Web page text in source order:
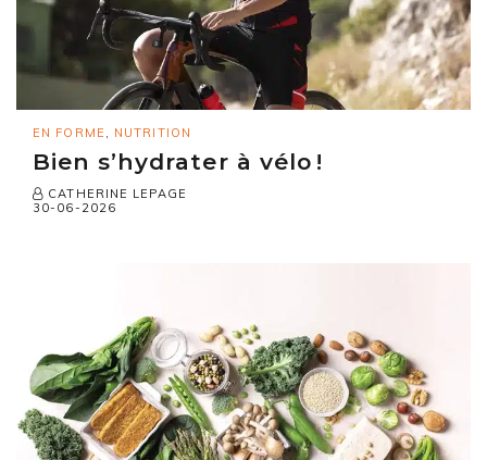
EN FORME , NUTRITION
Bien s’hydrater à vélo !
CATHERINE LEPAGE
30-06-2026